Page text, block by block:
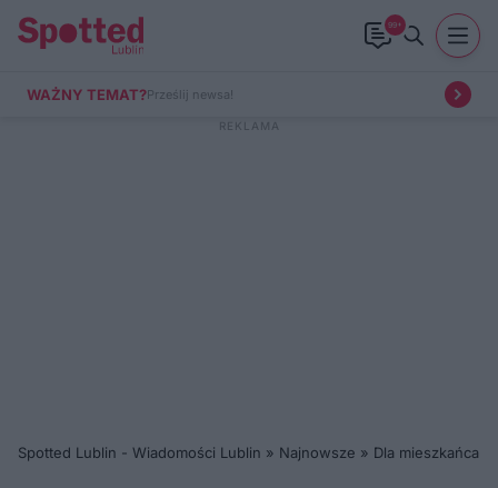
99+
WAŻNY TEMAT?Prześlij newsa!
Spotted Lublin - Wiadomości Lublin » Najnowsze » Dla mieszkańca